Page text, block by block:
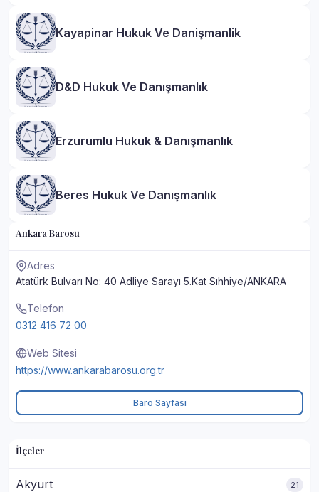
Ankara Barosu
Adres
Atatürk Bulvarı No: 40 Adliye Sarayı 5.Kat Sıhhiye/ANKARA
Telefon
0312 416 72 00
Web Sitesi
https://www.ankarabarosu.org.tr
Baro Sayfası
İlçeler
Akyurt 21
Kayapinar Hukuk Ve Danişmanlik
D&D Hukuk Ve Danışmanlık
Erzurumlu Hukuk & Danışmanlık
Beres Hukuk Ve Danışmanlık